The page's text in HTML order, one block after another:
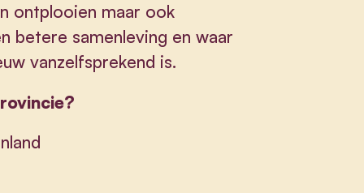
ontplooien maar ook
betere samenleving en waar
vanzelfsprekend is.